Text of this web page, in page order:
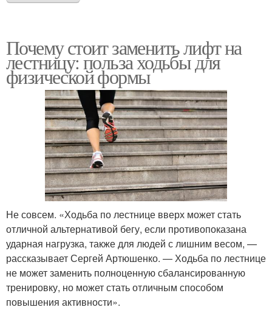
Почему стоит заменить лифт на
лестницу: польза ходьбы для
физической формы
Не совсем. «Ходьба по лестнице вверх может стать
отличной альтернативой бегу, если противопоказана
ударная нагрузка, также для людей с лишним весом, —
рассказывает Сергей Артюшенко. — Ходьба по лестнице
не может заменить полноценную сбалансированную
тренировку, но может стать отличным способом
повышения активности».